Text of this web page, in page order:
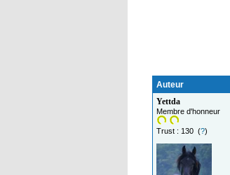
Auteur
Yettda
Membre d'honneur
Trust : 130 (?)